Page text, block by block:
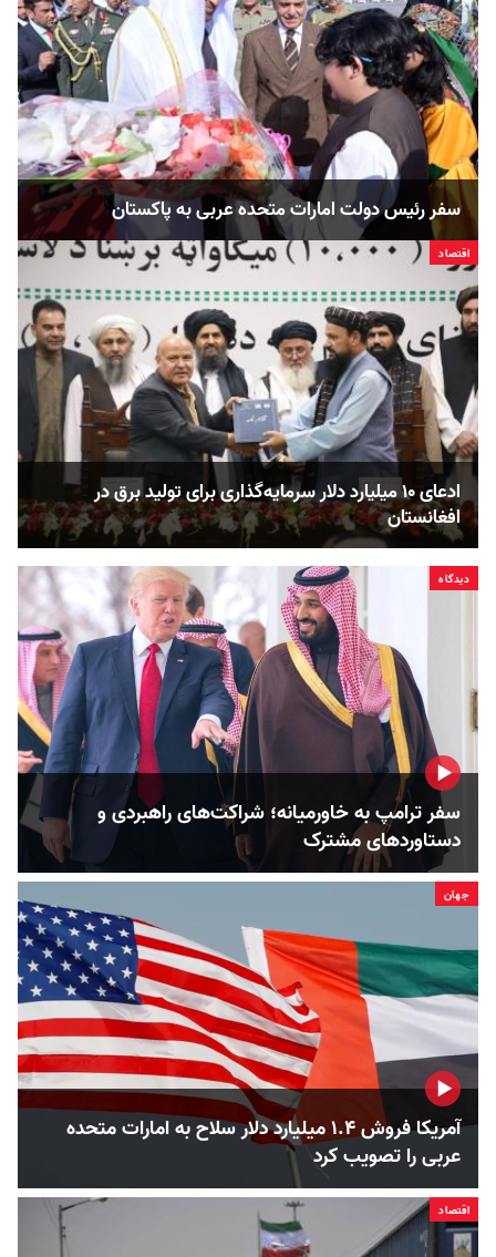
سفر رئیس دولت امارات متحده عربی به پاکستان
اقتصاد
ادعای ۱۰ میلیارد دلار سرمایه‌گذاری برای تولید برق در
افغانستان
دیدگاه
سفر ترامپ به خاورمیانه؛ شراکت‌های راهبردی و
دستاوردهای مشترک
جهان
آمریکا فروش ۱.۴ میلیارد دلار سلاح به امارات متحده
عربی را تصویب کرد
اقتصاد